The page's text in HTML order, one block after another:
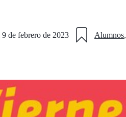
9 de febrero de 2023 Alumnos,